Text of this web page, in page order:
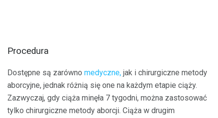
Procedura
Dostępne są zarówno medyczne, jak i chirurgiczne metody
aborcyjne, jednak różnią się one na każdym etapie ciąży.
Zazwyczaj, gdy ciąża minęła 7 tygodni, można zastosować
tylko chirurgiczne metody aborcji. Ciąża w drugim